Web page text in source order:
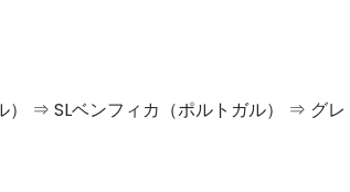
） ⇒ SLベンフィカ（ポルトガル） ⇒ グレ